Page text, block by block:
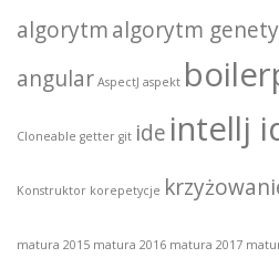
algorytmalgorytm
angular AspectJ aspekt
Cloneable getter git ide intellj
Konstruktor korepetycje
matura 2015 matura 2016 matura 2017